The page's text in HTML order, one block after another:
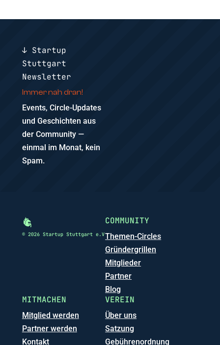
↓ Startup
Stuttgart
Newsletter
Immer nah dran!
Events, Circle-Updates
und Geschichten aus
der Community —
einmal im Monat, kein
Spam.
© 2026 Startup Stuttgart e.V
COMMUNITY
Themen-Circles
Gründergrillen
Mitglieder
Partner
Blog
MITMACHEN
Mitglied werden
Partner werden
Kontakt
VEREIN
Über uns
Satzung
Gebührenordnung